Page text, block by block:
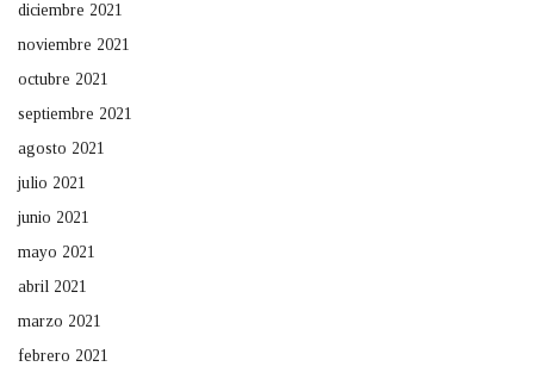
diciembre 2021
noviembre 2021
octubre 2021
septiembre 2021
agosto 2021
julio 2021
junio 2021
mayo 2021
abril 2021
marzo 2021
febrero 2021